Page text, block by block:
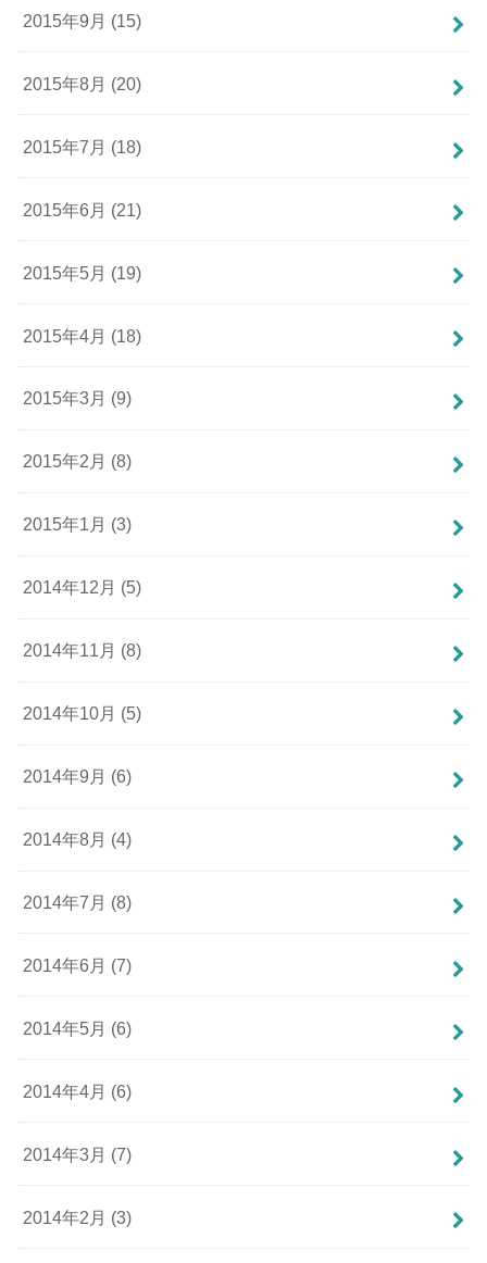
2015年9月 (15)
2015年8月 (20)
2015年7月 (18)
2015年6月 (21)
2015年5月 (19)
2015年4月 (18)
2015年3月 (9)
2015年2月 (8)
2015年1月 (3)
2014年12月 (5)
2014年11月 (8)
2014年10月 (5)
2014年9月 (6)
2014年8月 (4)
2014年7月 (8)
2014年6月 (7)
2014年5月 (6)
2014年4月 (6)
2014年3月 (7)
2014年2月 (3)